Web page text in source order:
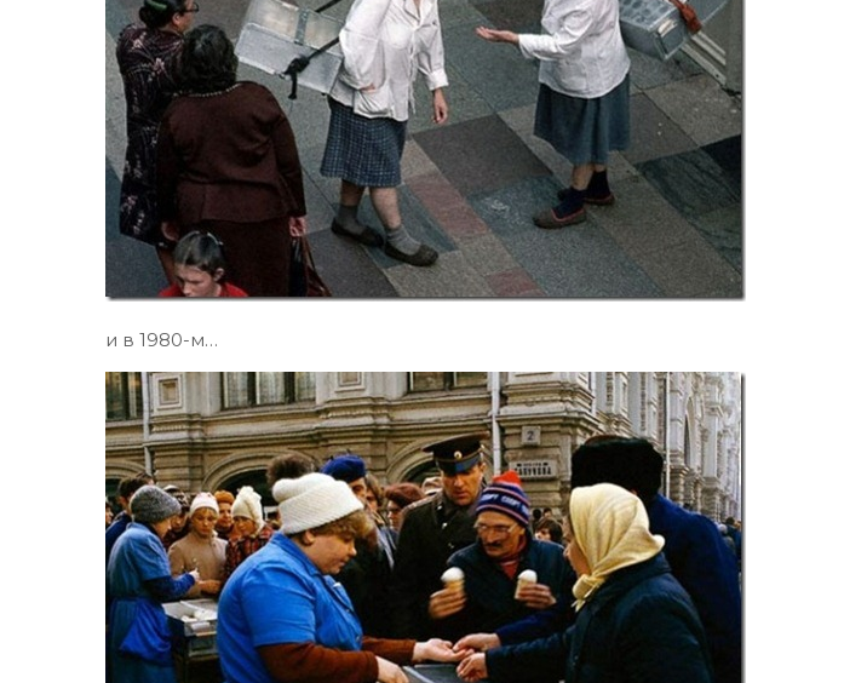
и в 1980-м…